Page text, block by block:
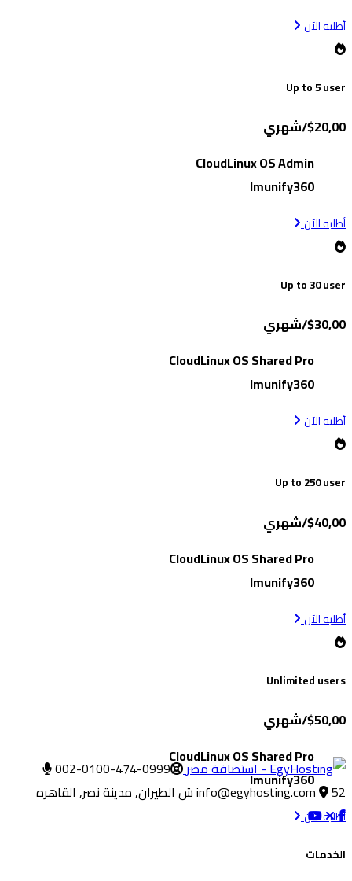
أطلبه الآن
Up to 5 user
$20,00/شهري
CloudLinux OS Admin
Imunify360
أطلبه الآن
Up to 30 user
$30,00/شهري
CloudLinux OS Shared Pro
Imunify360
أطلبه الآن
Up to 250 user
$40,00/شهري
CloudLinux OS Shared Pro
Imunify360
أطلبه الآن
Unlimited users
$50,00/شهري
CloudLinux OS Shared Pro
Imunify360
أطلبه الآن
002-0100-474-0999
info@egyhosting.com
52 ش الطيران, مدينة نصر, القاهره
الخدمات